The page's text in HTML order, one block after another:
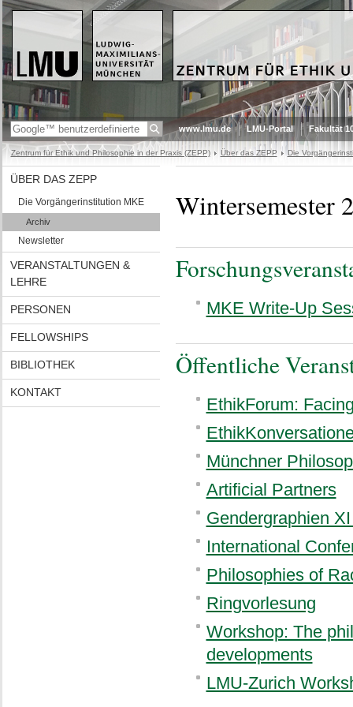
www.lmu.de LMU-Portal Fakultät
Zentrum für Ethik und Philosophie in der Praxis (ZEPP) Über das ZEPP Die
ÜBER DAS ZEPP
Die Vorgängerinstitution MKE
Archiv
Newsletter
VERANSTALTUNGEN &
LEHRE
PERSONEN
FELLOWSHIPS
BIBLIOTHEK
KONTAKT
Wintersemester
MKE Write-Up
Öffentliche
EthikForum:
Münchner
Artificial Partners
Gendergraphien
International
Philosophies of
Ringvorlesung
Workshop: The
developments
LMU-Zurich